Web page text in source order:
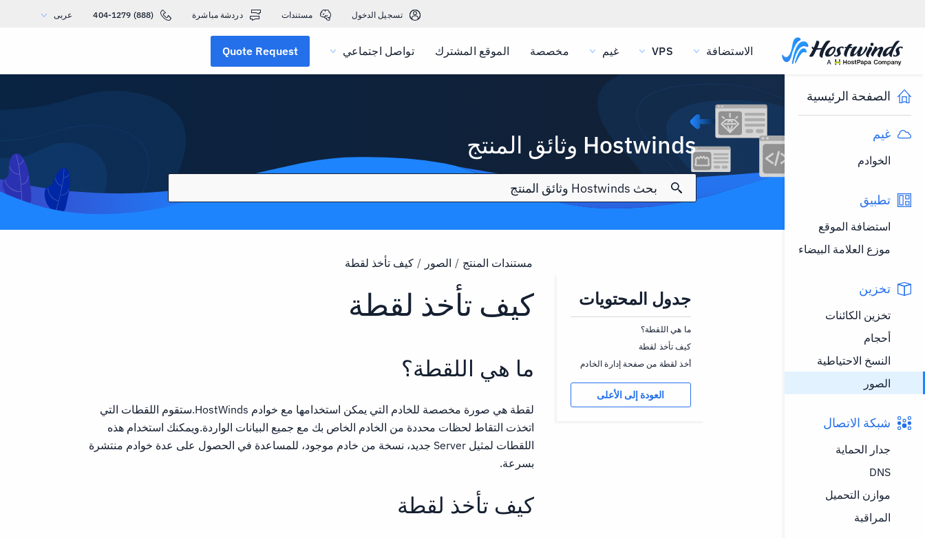
تسجيل الدخول مستندات دردشة مباشرة (888) 404-1279 عربى
الاستضافة VPS غيم مخصصة الموقع المشترك تواصل اجتماعي Quote Request
الصفحة الرئيسية
غيم
الخوادم
تطبيق
استضافة الموقع
موزع العلامة البيضاء
تخزين
تخزين الكائنات
أحجام
النسخ الاحتياطية
الصور
شبكة الاتصال
جدار الحماية
DNS
موازن التحميل
المراقبة
Hostwinds وثائق المنتج
مستندات المنتج / الصور / كيف تأخذ لقطة
جدول المحتويات
ما هي اللقطة؟
كيف تأخذ لقطة
أخذ لقطة من صفحة إدارة الخادم
العودة إلى الأعلى
كيف تأخذ لقطة
ما هي اللقطة؟
لقطة هي صورة مخصصة للخادم التي يمكن استخدامها مع خوادم HostWinds.ستقوم اللقطات التي
اتخذت التقاط لحظات محددة من الخادم الخاص بك مع جميع البيانات الواردة.ويمكنك استخدام هذه
اللقطات لمثيل Server جديد، نسخة من خادم موجود، للمساعدة في الحصول على عدة خوادم منتشرة
بسرعة.
كيف تأخذ لقطة